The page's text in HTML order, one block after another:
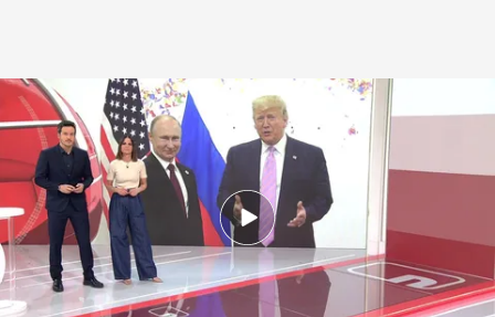
Las noticias, de la mano de Diego Losada y Mónica Sanz
Redacción digital Noticias Cuatro
17 MAR 2025 - 21:42h.
La borrasca Laurence deja 1.200 desalojados
en Málaga por el alto nivel del embalse de
Casasola